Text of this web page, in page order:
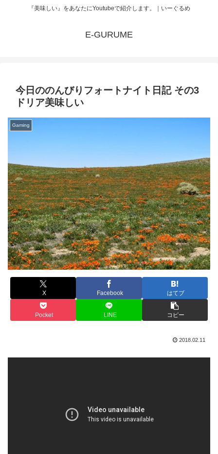
『美味しい』をあなたにYoutubeで紹介します。｜いーぐるめ
E-GURUME
今日ののんびりフォートナイト日記 その3
ドリア美味しい
Gaming
X Facebook はてブ
Pocket LINE コピー
2018.02.11